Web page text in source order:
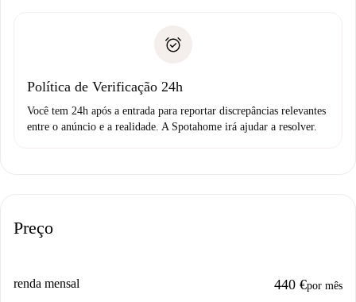
Débito direto bancário
não comunicar nenhum problema.
Política de Verificação 24h
Você tem 24h após a entrada para reportar discrepâncias relevantes
entre o anúncio e a realidade. A Spotahome irá ajudar a resolver.
Preço
renda mensal 440 €por mês